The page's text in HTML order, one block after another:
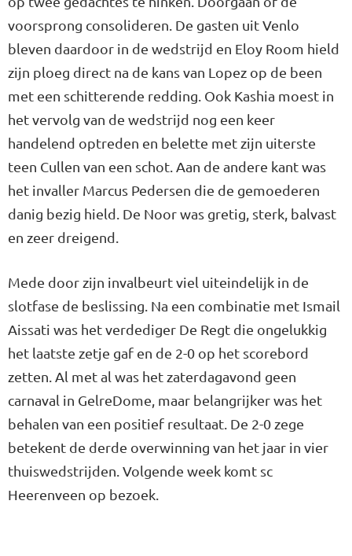
voorsprong consolideren. De gasten uit Venlo
bleven daardoor in de wedstrijd en Eloy Room hield
zijn ploeg direct na de kans van Lopez op de been
met een schitterende redding. Ook Kashia moest in
het vervolg van de wedstrijd nog een keer
handelend optreden en belette met zijn uiterste
teen Cullen van een schot. Aan de andere kant was
het invaller Marcus Pedersen die de gemoederen
danig bezig hield. De Noor was gretig, sterk, balvast
en zeer dreigend.
Mede door zijn invalbeurt viel uiteindelijk in de
slotfase de beslissing. Na een combinatie met Ismail
Aissati was het verdediger De Regt die ongelukkig
het laatste zetje gaf en de 2-0 op het scorebord
zetten. Al met al was het zaterdagavond geen
carnaval in GelreDome, maar belangrijker was het
behalen van een positief resultaat. De 2-0 zege
betekent de derde overwinning van het jaar in vier
thuiswedstrijden. Volgende week komt sc
Heerenveen op bezoek.